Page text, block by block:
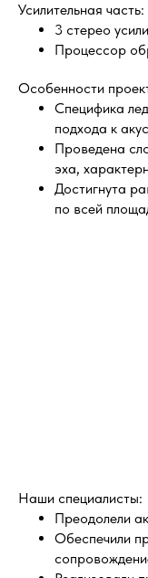
Усилительная часть:
3 стерео
Процессор
Особенности
Специфика
подхода к
Проведена
эха,
Достигнута
по всей
Наши специалисты:
Преодолели
Обеспечили